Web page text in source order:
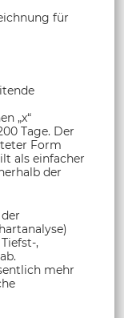
für
„x“
Tage. Der
Form
als einfacher
der
,
mehr